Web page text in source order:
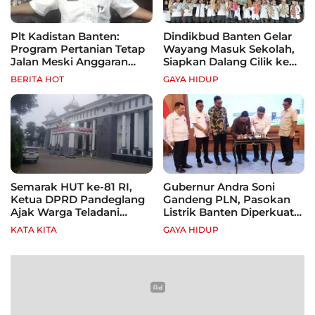
Plt Kadistan Banten:
Program Pertanian Tetap
Jalan Meski Anggaran
Terbatas, Fokus Jagung
hingga Tebu
BERITA HOT
Dindikbud Banten Gelar
Wayang Masuk Sekolah,
Siapkan Dalang Cilik ke
Festival Nasional
GAYA HIDUP
Semarak HUT ke-81 RI,
Ketua DPRD Pandeglang
Ajak Warga Teladani
Semangat Para Pahlawan
KATA KITA
Gubernur Andra Soni
Gandeng PLN, Pasokan
Listrik Banten Diperkuat
demi Genjot Investasi
GAYA HIDUP